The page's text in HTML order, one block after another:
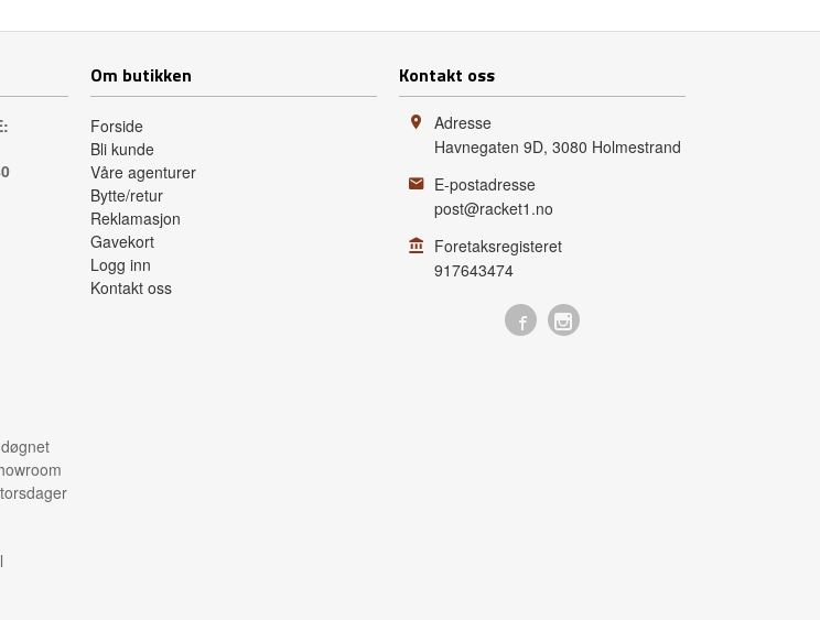
Om butikken
Forside
Bli kunde
Våre agenturer
Bytte/retur
Reklamasjon
Gavekort
Logg inn
Kontakt oss
Kontakt oss
Adresse
Havnegaten 9D, 3080 Holmestrand
E-postadresse
post@racket1.no
Foretaksregisteret
917643474